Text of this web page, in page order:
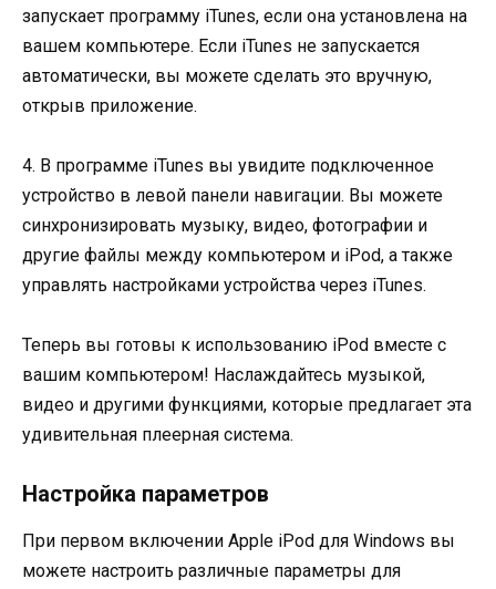
запускает программу iTunes, если она установлена на
вашем компьютере. Если iTunes не запускается
автоматически, вы можете сделать это вручную,
открыв приложение.
4. В программе iTunes вы увидите подключенное
устройство в левой панели навигации. Вы можете
синхронизировать музыку, видео, фотографии и
другие файлы между компьютером и iPod, а также
управлять настройками устройства через iTunes.
Теперь вы готовы к использованию iPod вместе с
вашим компьютером! Наслаждайтесь музыкой,
видео и другими функциями, которые предлагает эта
удивительная плеерная система.
Настройка параметров
При первом включении Apple iPod для Windows вы
можете настроить различные параметры для